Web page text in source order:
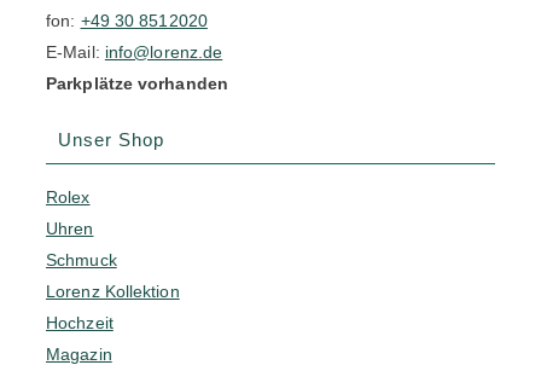
fon: +49 30 8512020
E-Mail: info@lorenz.de
Parkplätze vorhanden
Unser Shop
Rolex
Uhren
Schmuck
Lorenz Kollektion
Hochzeit
Magazin